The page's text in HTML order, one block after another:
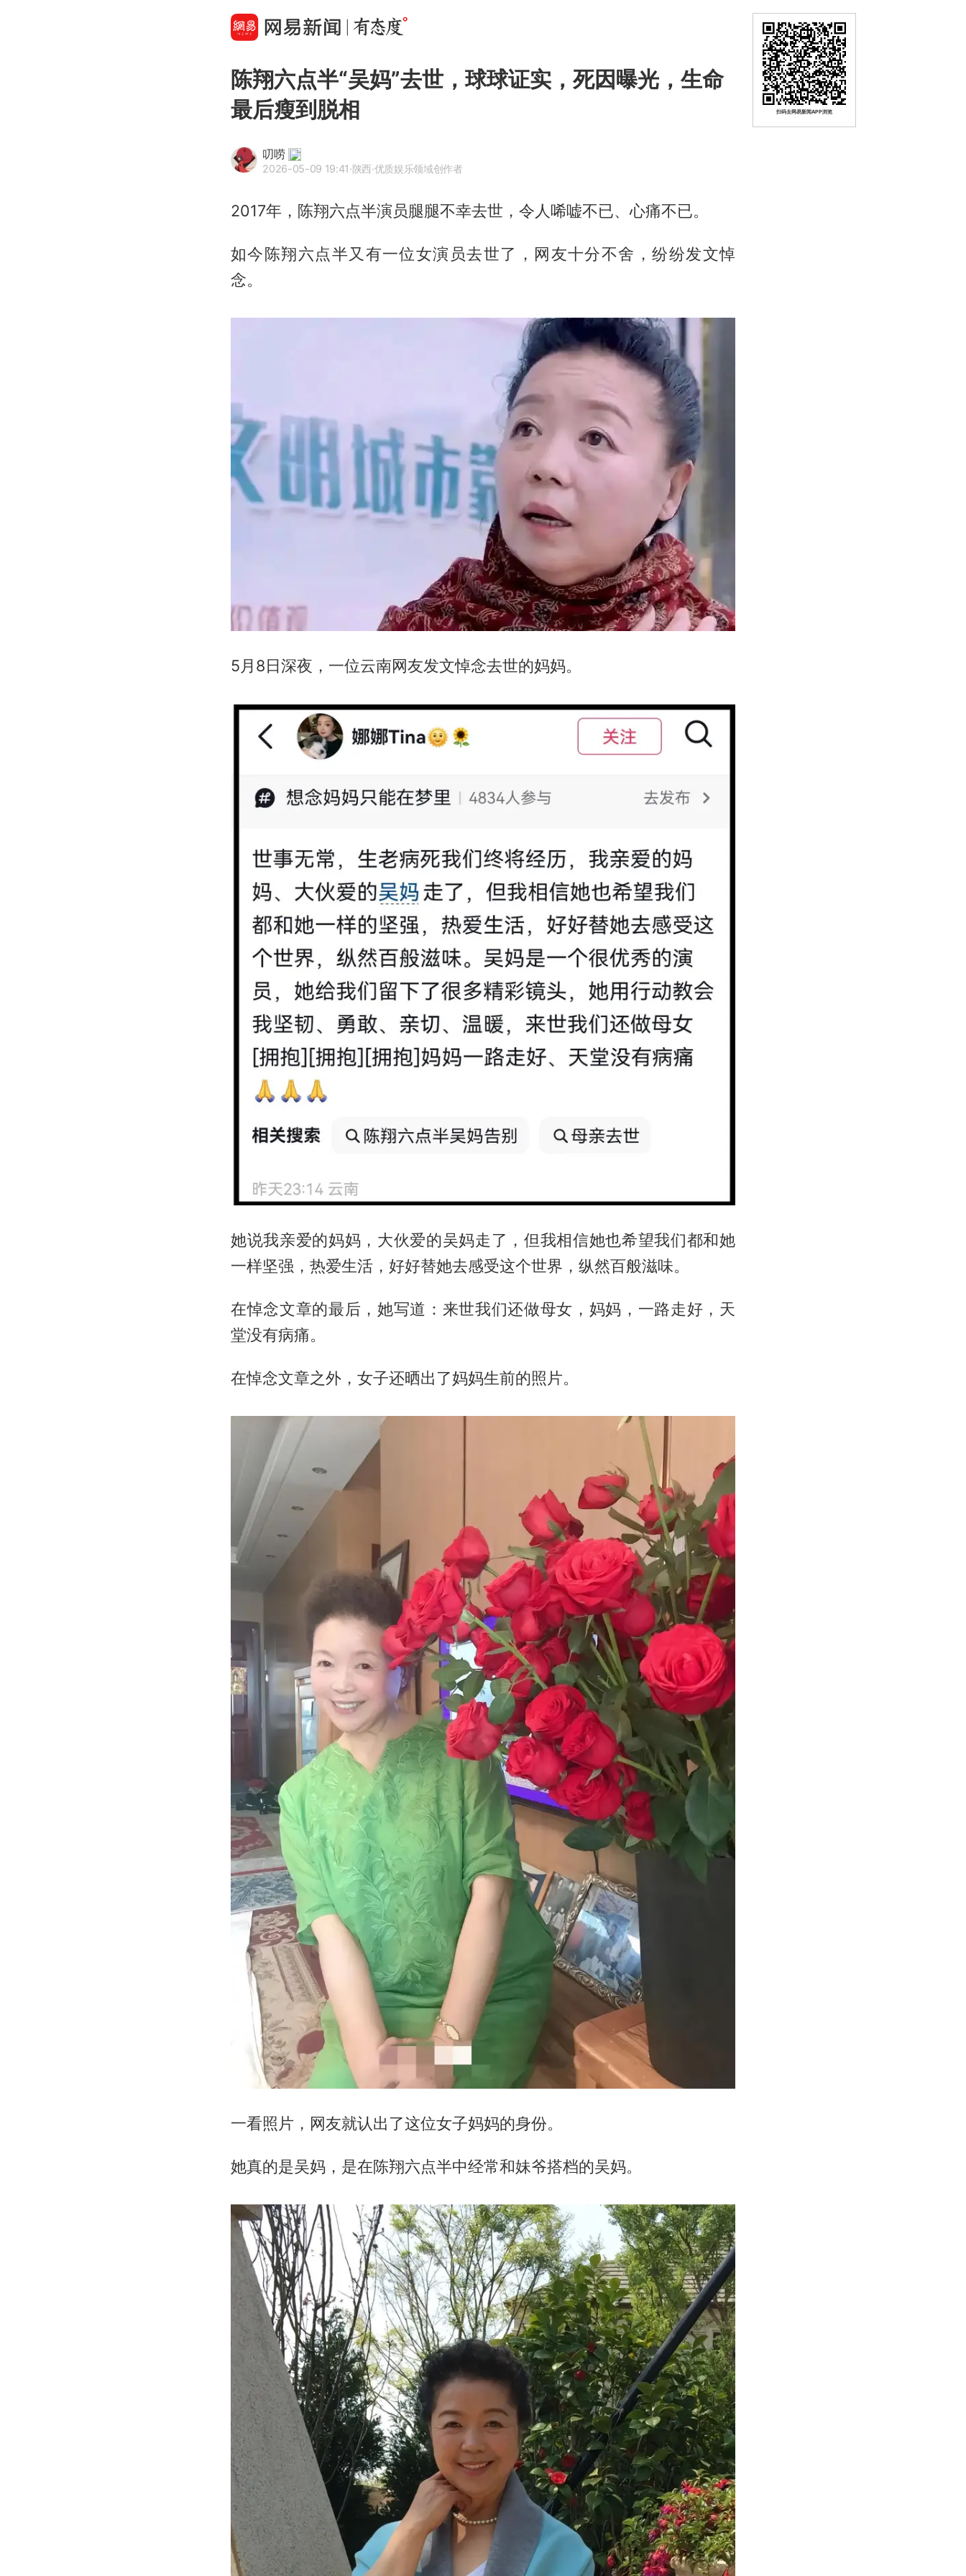
陈翔六点半“吴妈”去世，球球证实，死因曝光，生命
最后瘦到脱相
叨唠
2026-05-09 19:41·陕西·优质娱乐领域创作者
2017年，陈翔六点半演员腿腿不幸去世，令人唏嘘不已、心痛不已。
如今陈翔六点半又有一位女演员去世了，网友十分不舍，纷纷发文悼
念。
5月8日深夜，一位云南网友发文悼念去世的妈妈。
她说我亲爱的妈妈，大伙爱的吴妈走了，但我相信她也希望我们都和她
一样坚强，热爱生活，好好替她去感受这个世界，纵然百般滋味。
在悼念文章的最后，她写道：来世我们还做母女，妈妈，一路走好，天
堂没有病痛。
在悼念文章之外，女子还晒出了妈妈生前的照片。
一看照片，网友就认出了这位女子妈妈的身份。
她真的是吴妈，是在陈翔六点半中经常和妹爷搭档的吴妈。
扫码去网易新闻APP浏览